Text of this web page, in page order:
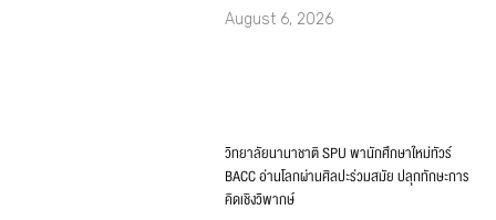
August 6, 2026
วิทยาลัยนานาชาติ SPU พานักศึกษาใหม่ทัวร์
BACC อ่านโลกผ่านศิลปะร่วมสมัย ปลุกทักษะการ
คิดเชิงวิพากษ์